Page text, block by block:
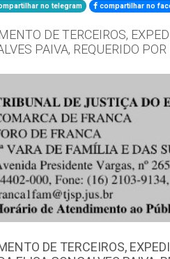
no telegram compartilhar no
DE TERCEIROS,
PAIVA, REQUERIDO
DE TERCEIROS,